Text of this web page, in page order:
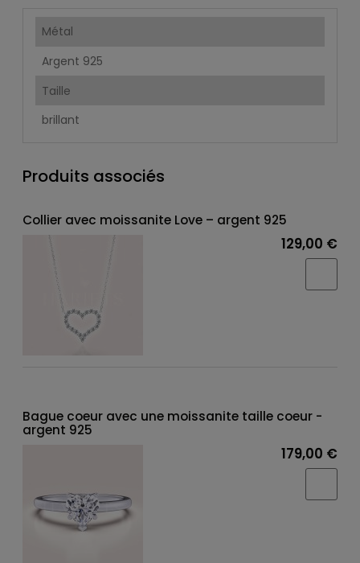
Métal
Argent 925
Taille
brillant
Produits associés
Collier avec moissanite Love – argent 925
129,00 €
Bague coeur avec une moissanite taille coeur -
argent 925
179,00 €